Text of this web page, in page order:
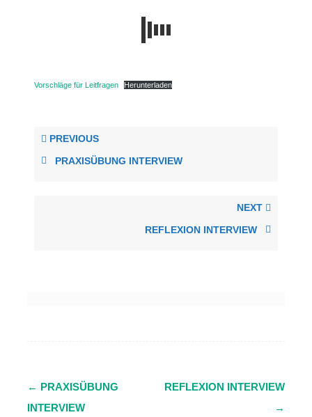
Vorschläge für Leitfragen Herunterladen
PREVIOUS
PRAXISÜBUNG INTERVIEW
NEXT
REFLEXION INTERVIEW
Navigation
← PRAXISÜBUNG
INTERVIEW
REFLEXION INTERVIEW
→